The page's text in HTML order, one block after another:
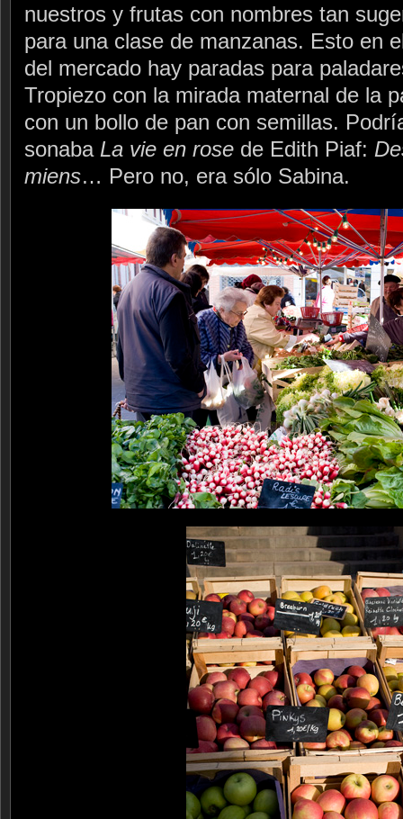
nuestros y frutas con nombres tan
para una clase de manzanas. Esto en
del mercado hay paradas para
Tropiezo con la mirada maternal de la
con un bollo de pan con semillas.
sonaba La vie en rose de Edith Piaf:
miens… Pero no, era sólo Sabina.